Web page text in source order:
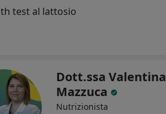
test al lattosio
Dott.ssa Valentina
Mazzuca
Nutrizionista